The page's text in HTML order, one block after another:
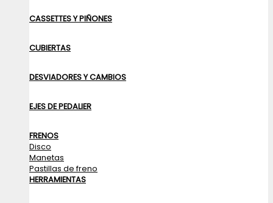
CASSETTES Y PIÑONES
CUBIERTAS
DESVIADORES Y CAMBIOS
EJES DE PEDALIER
FRENOS
Disco
Manetas
Pastillas de freno
HERRAMIENTAS